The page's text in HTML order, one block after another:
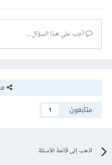
أجب على هذا السؤال...
متابعون
1
اذهب إلى قائمة الأسئلة